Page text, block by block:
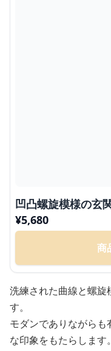
凹凸螺旋模様の玄
¥5,680
商
洗練された曲線と螺
す。
モダンでありながら
な印象をもたらします。